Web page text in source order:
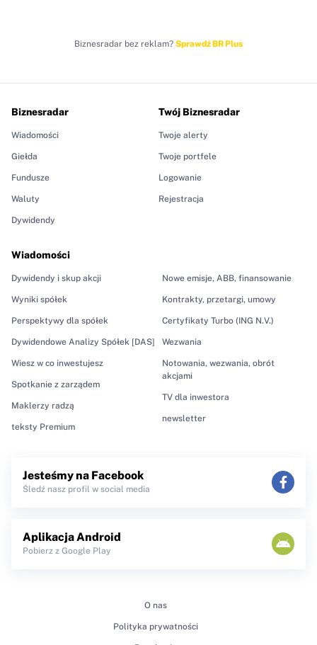
Biznesradar bez reklam? Sprawdź BR Plus
Biznesradar
Wiadomości
Giełda
Fundusze
Waluty
Dywidendy
Wiadomości
Dywidendy i skup akcji
Wyniki spółek
Perspektywy dla spółek
Dywidendowe Analizy Spółek [DAS]
Wiesz w co inwestujesz
Spotkanie z zarządem
Maklerzy radzą
teksty Premium
Nowe emisje, ABB, finansowanie
Kontrakty, przetargi, umowy
Certyfikaty Turbo (ING N.V.)
Wezwania
Notowania, wezwania, obrót
akcjami
TV dla inwestora
newsletter
Twój Biznesradar
Twoje alerty
Twoje portfele
Logowanie
Rejestracja
Jesteśmy na Facebook
Śledź nasz profil w social media
Aplikacja Android
Pobierz z Google Play
O nas
Polityka prywatności